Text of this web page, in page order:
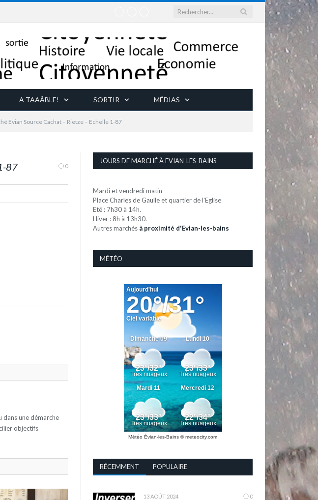
A TAAÂBLE! SORTIR MÉDIAS
Evian Source Cachat – Rietze – Echelle 1-87
87 0
une démarche
objectifs
JOURS DE MARCHÉ À EVIAN-LES-BAINS
Mardi et vendredi matin
Place Charles de Gaulle et quartier de l'Eglise
Eté : 7h30 à 14h.
Hiver : 8h à 13h30.
Autres marchés à proximité d'Evian-les-bains
MÉTÉO
Météo Évian-les-Bains © meteocity.com
RÉCEMMENT POPULAIRE
13 AOÛT 2024 0